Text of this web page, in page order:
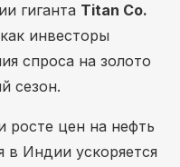
гиганта Titan Co.
инвесторы
спроса на золото
сезон.
росте цен на нефть
в Индии ускоряется